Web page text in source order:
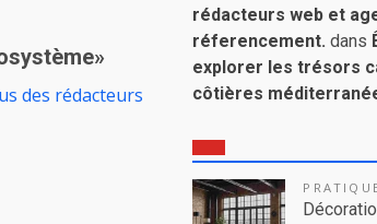
»
des rédacteurs
rédacteurs web et
réferencement. dans
explorer les trésors
côtières